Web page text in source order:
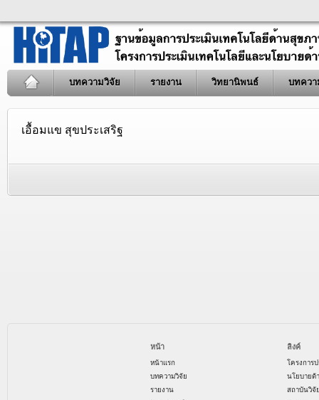
บทความวิจัย รายงาน วิทยานิพนธ์ บทควา
เอื้อมแข สุขประเสริฐ
หน้า
หน้าแรก
บทความวิจัย
รายงาน
ลิงค์
โครงการ
นโยบายด้
สถาบันวิจั